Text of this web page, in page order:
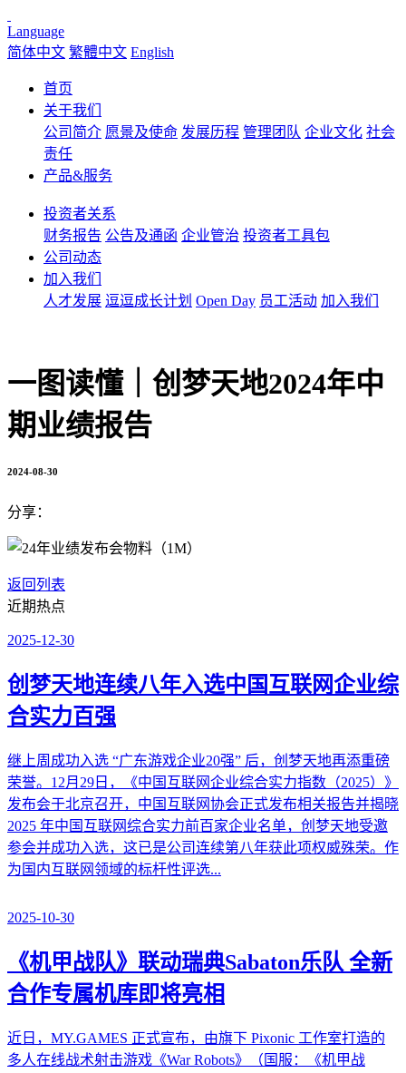
Language
简体中文 繁體中文 English
首页
关于我们
公司简介 愿景及使命 发展历程 管理团队 企业文化 社会
责任
产品&服务
投资者关系
财务报告 公告及通函 企业管治 投资者工具包
公司动态
加入我们
人才发展 逗逗成长计划 Open Day 员工活动 加入我们
一图读懂｜创梦天地2024年中
期业绩报告
2024-08-30
分享：
返回列表
近期热点
2025-12-30
创梦天地连续八年入选中国互联网企业综
合实力百强
继上周成功入选 “广东游戏企业20强” 后，创梦天地再添重磅
荣誉。12月29日，《中国互联网企业综合实力指数（2025）》
发布会于北京召开，中国互联网协会正式发布相关报告并揭晓
2025 年中国互联网综合实力前百家企业名单，创梦天地受邀
参会并成功入选，这已是公司连续第八年获此项权威殊荣。作
为国内互联网领域的标杆性评选...
2025-10-30
《机甲战队》联动瑞典Sabaton乐队 全新
合作专属机库即将亮相
近日，MY.GAMES 正式宣布，由旗下 Pixonic 工作室打造的
多人在线战术射击游戏《War Robots》（国服：《机甲战